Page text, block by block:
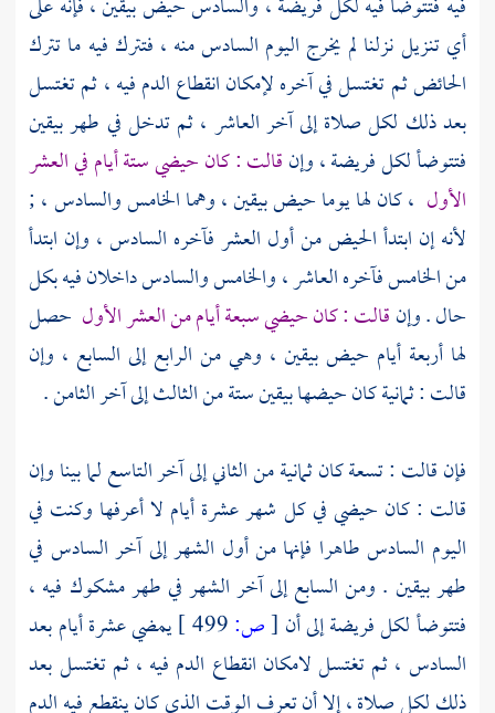
أي تنزيل نزلنا لم يخرج اليوم السادس منه ، فتترك فيه ما تترك
الحائض ثم تغتسل في آخره لإمكان انقطاع الدم فيه ، ثم تغتسل
بعد ذلك لكل صلاة إلى آخر العاشر ، ثم تدخل في طهر بيقين
فتتوضأ لكل فريضة ، وإنقالت : كان حيضي ستة أيام في العشر
الأول ، كان لها يوما حيض بيقين ، وهما الخامس والسادس ، ;
لأنه إن ابتدأ الحيض من أول العشر فآخره السادس ، وإن ابتدأ
من الخامس فآخره العاشر ، والخامس والسادس داخلان فيه بكل
حال . وإنقالت : كان حيضي سبعة أيام من العشر الأول حصل
لها أربعة أيام حيض بيقين ، وهي من الرابع إلى السابع ، وإن
قالت : ثمانية كان حيضها بيقين ستة من الثالث إلى آخر الثامن .
فإن قالت : تسعة كان ثمانية من الثاني إلى آخر التاسع لما بينا وإن
قالت : كان حيضي في كل شهر عشرة أيام لا أعرفها وكنت في
اليوم السادس طاهرا فإنها من أول الشهر إلى آخر السادس في
طهر بيقين . ومن السابع إلى آخر الشهر في طهر مشكوك فيه ،
فتتوضأ لكل فريضة إلى أن [ص:
يمضي عشرة أيام بعد
السادس ، ثم تغتسل لامكان انقطاع الدم فيه ، ثم تغتسل بعد
ذلك لكل صلاة ، إلا أن تعرف الوقت الذي كان ينقطع فيه الدم